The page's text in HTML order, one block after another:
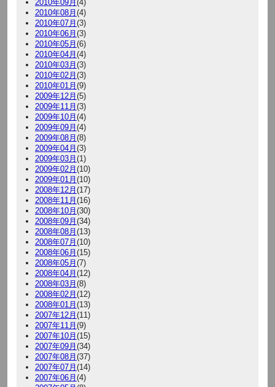
2010年09月(4)
2010年08月(4)
2010年07月(3)
2010年06月(3)
2010年05月(6)
2010年04月(4)
2010年03月(3)
2010年02月(3)
2010年01月(9)
2009年12月(5)
2009年11月(3)
2009年10月(4)
2009年09月(4)
2009年08月(8)
2009年04月(3)
2009年03月(1)
2009年02月(10)
2009年01月(10)
2008年12月(17)
2008年11月(16)
2008年10月(30)
2008年09月(34)
2008年08月(13)
2008年07月(10)
2008年06月(15)
2008年05月(7)
2008年04月(12)
2008年03月(8)
2008年02月(12)
2008年01月(13)
2007年12月(11)
2007年11月(9)
2007年10月(15)
2007年09月(34)
2007年08月(37)
2007年07月(14)
2007年06月(4)